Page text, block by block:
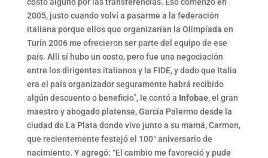
2005, justo cuando volví a pasarme a la federación
italiana porque ellos que organizarían la Olimpíada en
Turín 2006 me ofrecieron ser parte del equipo de ese
país. Allí sí hubo un costo, pero fue una negociación
entre los dirigentes italianos y la FIDE, y dado que Italia
era el país organizador seguramente habrá recibido
algún descuento o beneficio”, le contó a Infobae, el gran
maestro y abogado platense, García Palermo desde la
ciudad de La Plata donde vive junto a su mamá, Carmen,
que recientemente festejó el 100° aniversario de
nacimiento. Y agregó: “El cambio me favoreció y pude